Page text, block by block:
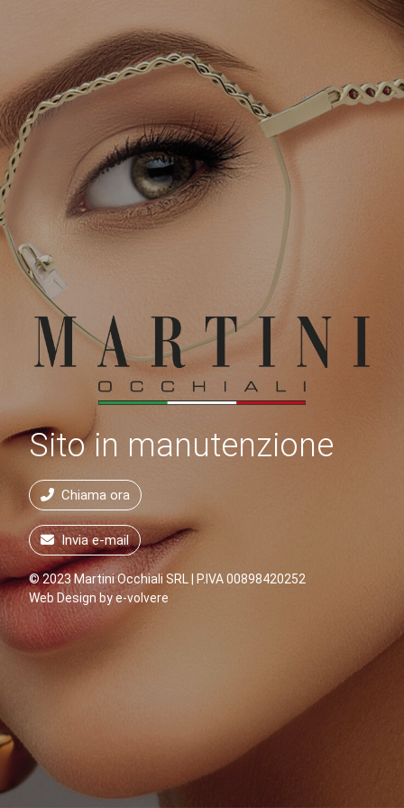
Sito in manutenzione
Chiama ora
Invia e-mail
© 2023 Martini Occhiali SRL | P.IVA 00898420252
Web Design bye-volvere